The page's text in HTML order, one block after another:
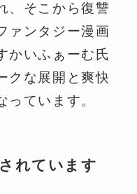
、そこから復讐
ァンタジー漫画
かいふぁーむ氏
クな展開と爽快
っています。
れています